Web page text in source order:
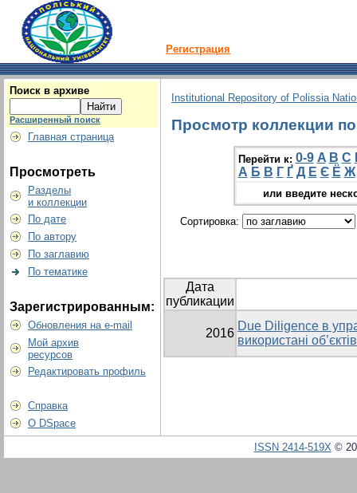
Регистрация
Поиск в архиве
Расширенный поиск
Главная страница
Просмотреть
Разделы
и коллекции
По дате
По автору
По заглавию
По тематике
Зарегистрированным:
Обновления на e-mail
Мой архив
ресурсов
Редактировать профиль
Справка
О DSpace
Institutional Repository of Polissia
Просмотр коллекции
Перейти к: 0-9 A B C
А Б В Г Ґ Д Е Є Ё Ж
или введите
Сортировка:
Дата
публикации
2016
Due Diligence в
використані
ISSN 2414-519X©